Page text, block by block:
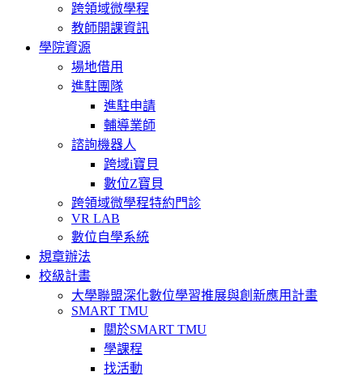
跨領域微學程
教師開課資訊
學院資源
場地借用
進駐團隊
進駐申請
輔導業師
諮詢機器人
跨域i寶貝
數位Z寶貝
跨領域微學程特約門診
VR LAB
數位自學系統
規章辦法
校級計畫
大學聯盟深化數位學習推展與創新應用計畫
SMART TMU
關於SMART TMU
學課程
找活動